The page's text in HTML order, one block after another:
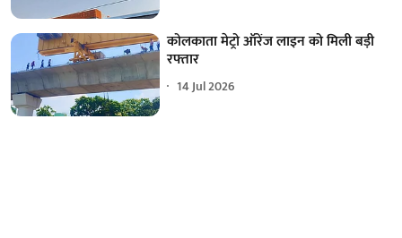
कोलकाता मेट्रो ऑरेंज लाइन को मिली बड़ी
रफ्तार
14 Jul 2026